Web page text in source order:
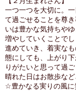
一つ一つを大切に。
て過ごせることを尊
いは豊かな気持ちや
増やしていくことで
進めていき、着実な
態にしても、上がり
りがたいと思って過
晴れた日はお散歩など
☆豊かなる実りの風